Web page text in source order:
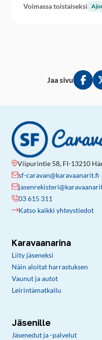
Voimassa toistaiseksi
Jaa sivu
Jaa
Viipurintie 58, FI-13210
sf-caravan@karavaanarit.fi
03 615 311
Katso kaikki yhteystiedot
Karavaanarina
Liity jäseneksi
Näin aloitat harrastuksen
Vaunut ja autot
Leirintämatkailu
Jäsenille
Jäsenedut ja -palvelut